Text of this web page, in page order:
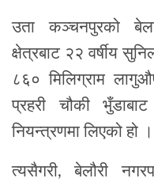
उता कञ्चनपुरको
क्षेत्रबाट २२ वर्षीय
८६० मिलिग्राम
प्रहरी चौकी
नियन्त्रणमा लिएको हो ।
त्यसैगरी, बेलौरी